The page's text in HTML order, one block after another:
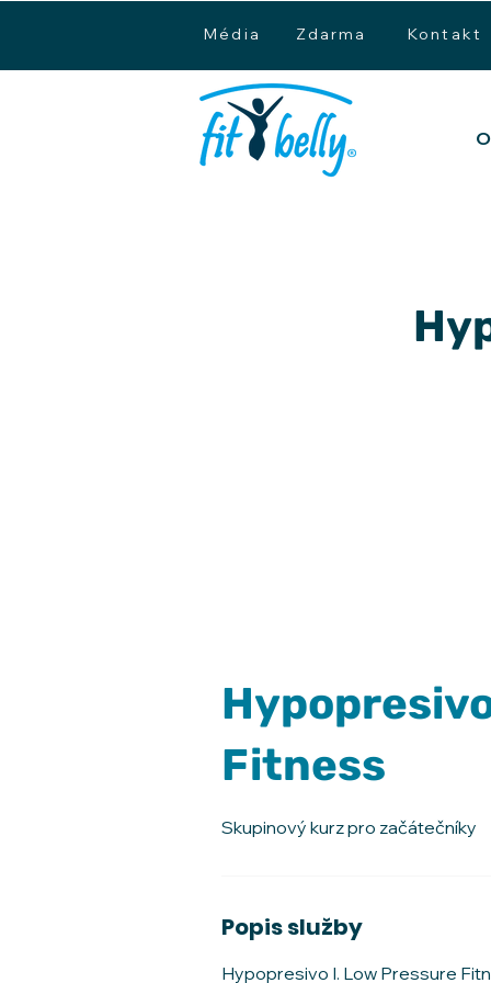
Média Kontakt
Zdarma
Fitness
Skupinový kurz pro začátečníky
Popis služby
Hypopresivo I. Low Pressure